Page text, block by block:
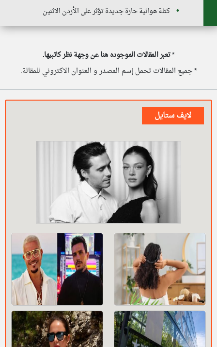
كتلة هوائية حارة جديدة تؤثر على الأردن الاثنين
*تعبر المقالات الموجوده هنا عن وجهة نظر كاتبيها.
* جميع المقالات تحمل إسم المصدر و العنوان الاكتروني للمقالة.
لايف ستايل